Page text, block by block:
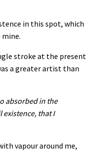
in this spot, which
stroke at the present
a greater artist than
absorbed in the
existence, that I
vapour around me,